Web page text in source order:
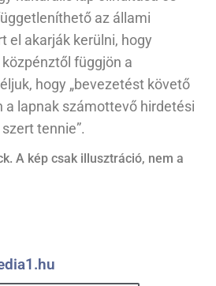
az állami
el akarják kerülni, hogy
függjön a
hogy „bevezetést követő
a lapnak számottevő hirdetési
tennie”.
A kép csak illusztráció, nem a